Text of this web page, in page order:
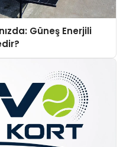
Güneş Enerjili